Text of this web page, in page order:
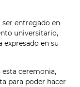
entregado en
universitario,
en su
ceremonia,
para poder hacer